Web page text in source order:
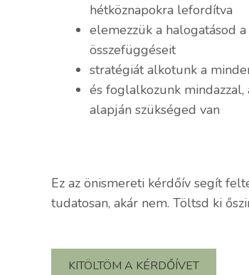
hétköznapokra lefordítva
elemezzük a halogatásod
összefüggéseit
stratégiát alkotunk a
és foglalkozunk
alapján szükséged van
Ez az önismereti kérdőív segít
tudatosan, akár nem. Töltsd ki
KITÖLTÖM A KÉRDŐÍVET